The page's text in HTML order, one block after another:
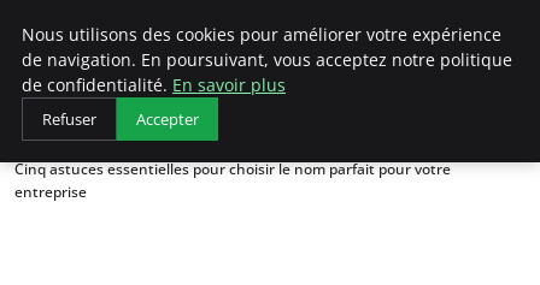
LECFCM
Accueil
Marketing pour entrepreneurs
Cinq astuces essentielles pour choisir le nom parfait pour votre
entreprise
Nous utilisons des cookies pour améliorer votre expérience
de navigation. En poursuivant, vous acceptez notre politique
de confidentialité. En savoir plus
Refuser Accepter